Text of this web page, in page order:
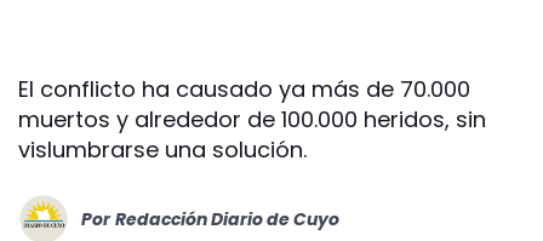
El conflicto ha causado ya más de 70.000
muertos y alrededor de 100.000 heridos, sin
vislumbrarse una solución.
Por Redacción Diario de Cuyo